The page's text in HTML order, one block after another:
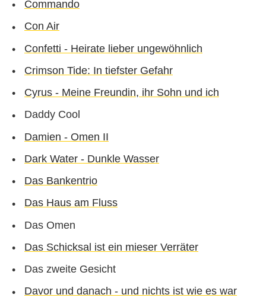
Commando
Con Air
Confetti - Heirate lieber ungewöhnlich
Crimson Tide: In tiefster Gefahr
Cyrus - Meine Freundin, ihr Sohn und ich
Daddy Cool
Damien - Omen II
Dark Water - Dunkle Wasser
Das Bankentrio
Das Haus am Fluss
Das Omen
Das Schicksal ist ein mieser Verräter
Das zweite Gesicht
Davor und danach - und nichts ist wie es war